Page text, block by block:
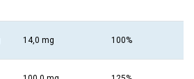
14,0 mg 100%